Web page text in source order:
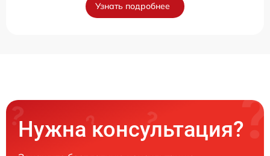
Узнать подробнее
Нужна консультация?